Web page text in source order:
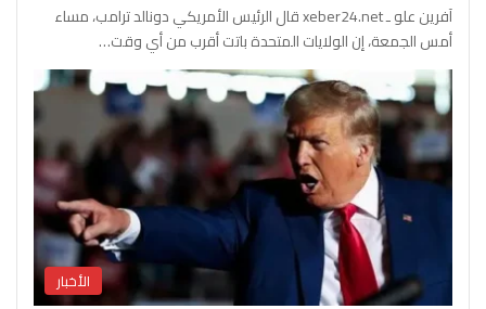
آفرين علو ـ xeber24.net قال الرئيس الأمريكي دونالد ترامب، مساء
أمس الجمعة، إن الولايات المتحدة باتت أقرب من أي وقت…
الأخبار